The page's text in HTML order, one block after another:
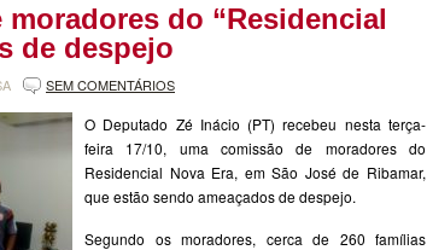
moradores do “Residencial
de despejo
SEM COMENTÁRIOS
O Deputado Zé Inácio (PT) recebeu nesta terça-
feira 17/10, uma comissão de moradores do
Residencial Nova Era, em São José de Ribamar,
que estão sendo ameaçados de despejo.
Segundo os moradores, cerca de 260 famílias